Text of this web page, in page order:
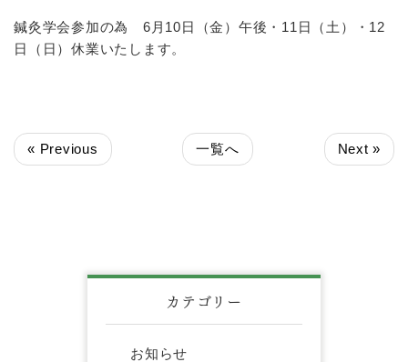
鍼灸学会参加の為 6月10日（金）午後・11日（土）・12
日（日）休業いたします。
« Previous 一覧へ Next »
カテゴリー
お知らせ